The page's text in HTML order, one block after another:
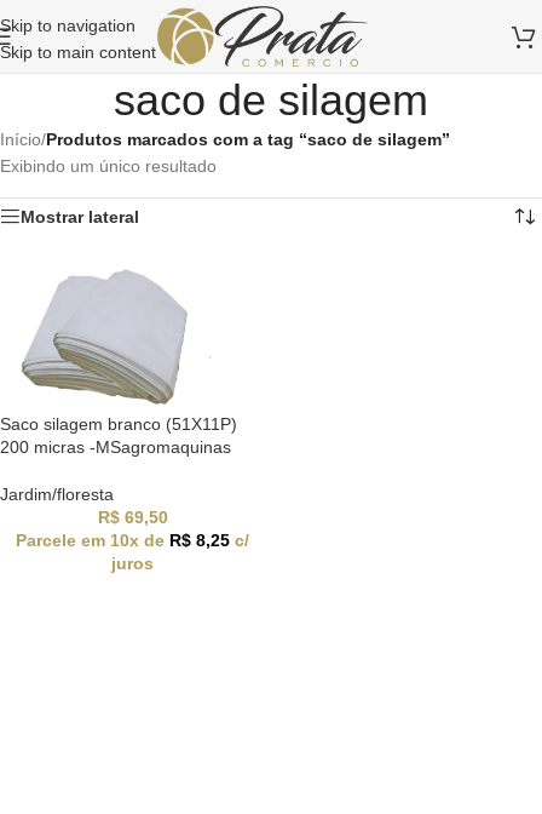
Skip to navigation
Skip to main content
saco de silagem
Início/Produtos marcados com a tag “saco de silagem”
Exibindo um único resultado
Mostrar lateral
Saco silagem branco (51X11P)
200 micras -MSagromaquinas
Jardim/floresta
R$69,50
Parcele em 10x de R$ 8,25 c/
juros